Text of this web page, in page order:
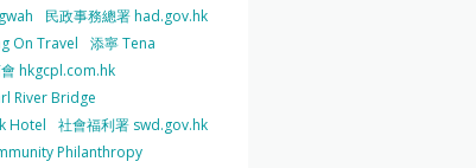
民政事務總署 had.gov.hk
On Travel
添寧 Tena
hkgcpl.com.hk
River Bridge
Hotel
社會福利署 swd.gov.hk
Philanthropy